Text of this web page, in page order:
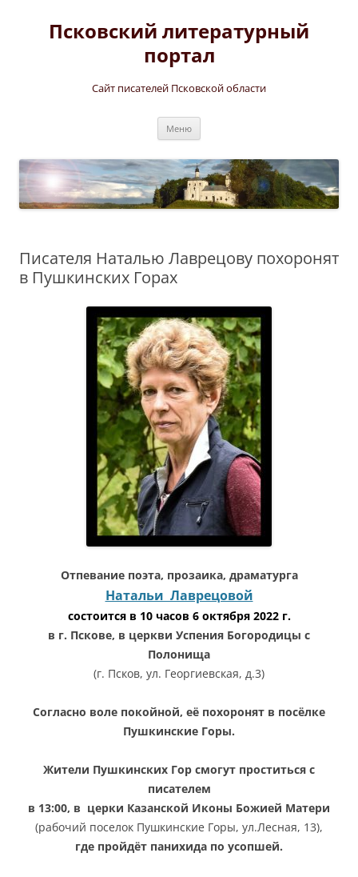
содержимому
Псковский литературный
портал
Сайт писателей Псковской области
Меню
Писателя Наталью Лаврецову похоронят
в Пушкинских Горах
Отпевание поэта, прозаика, драматурга
Натальи Лаврецовой
состоится в 10 часов 6 октября 2022 г.
в г. Пскове, в церкви Успения Богородицы с
Полонища
(г. Псков, ул. Георгиевская, д.3)
Согласно воле покойной, её похоронят в посёлке
Пушкинские Горы.
Жители Пушкинских Гор смогут проститься с
писателем
в 13:00, в церки Казанской Иконы Божией Матери
(рабочий поселок Пушкинские Горы, ул.Лесная, 13),
где пройдёт панихида по усопшей.